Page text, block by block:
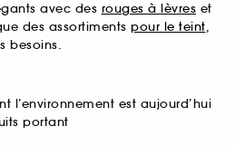
avec des rouges à lèvres et
des assortiments pour le teint,
besoins.
l’environnement est aujourd’hui
portant